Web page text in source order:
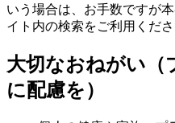
いう場合は、お手数ですが
イト内の検索をご利用くださ
大切なおねがい（
に配慮を）